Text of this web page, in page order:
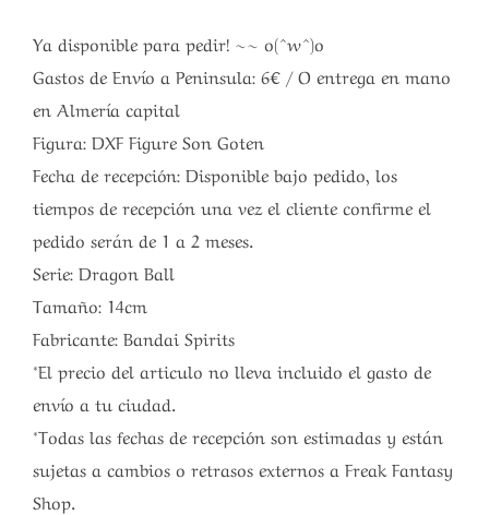
Ya disponible para pedir! ~~ o(^w^)o
Gastos de Envío a Peninsula: 6€ / O entrega en mano
en Almería capital
Figura: DXF Figure Son Goten
Fecha de recepción: Disponible bajo pedido, los
tiempos de recepción una vez el cliente confirme el
pedido serán de 1 a 2 meses.
Serie: Dragon Ball
Tamaño: 14cm
Fabricante: Bandai Spirits
*El precio del articulo no lleva incluido el gasto de
envío a tu ciudad.
*Todas las fechas de recepción son estimadas y están
sujetas a cambios o retrasos externos a Freak Fantasy
Shop.